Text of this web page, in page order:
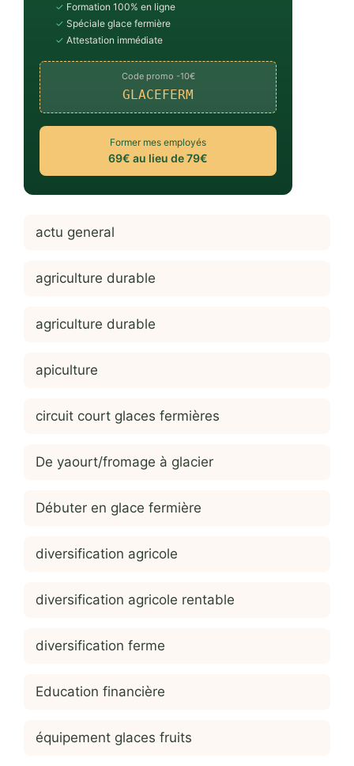
✓ Formation 100% en ligne
✓ Spéciale glace fermière
✓ Attestation immédiate
Code promo -10€
GLACEFERM
Former mes employés
69€ au lieu de 79€
actu general
agriculture durable
agriculture durable
apiculture
circuit court glaces fermières
De yaourt/fromage à glacier
Débuter en glace fermière
diversification agricole
diversification agricole rentable
diversification ferme
Education financière
équipement glaces fruits